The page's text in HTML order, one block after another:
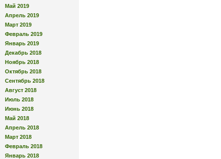
Май 2019
Апрель 2019
Март 2019
Февраль 2019
Январь 2019
Декабрь 2018
Ноябрь 2018
Октябрь 2018
Сентябрь 2018
Август 2018
Июль 2018
Июнь 2018
Май 2018
Апрель 2018
Март 2018
Февраль 2018
Январь 2018